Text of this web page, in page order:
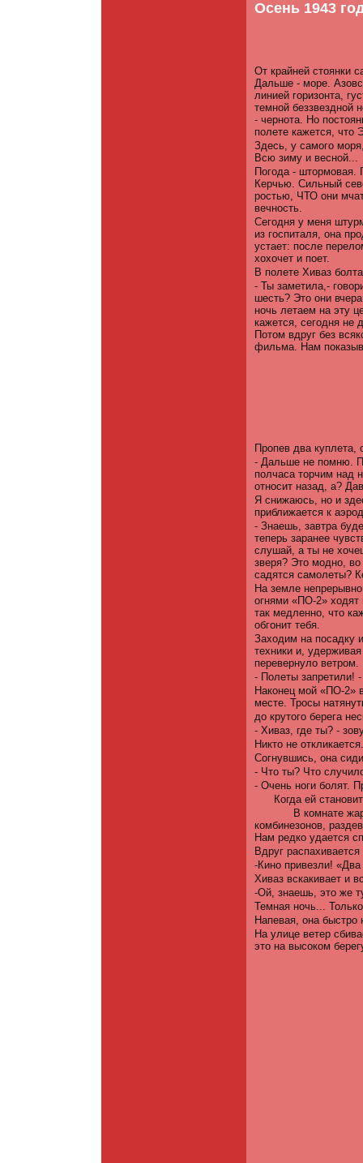
Осень 1943
От крайней стоянки
Дальше - море.
линией горизонта,
темной беззвездной
- чернота. Но
полете кажется,
Здесь, у самого
Всю зиму и весной...
Погода -
Керчью. Сильный
ростью, ЧТО они
вечность.
Сегодня у меня
из госпиталя, она
устает: после
хохочет и поет.
В полете Хиваз
- Ты заметила,-
шесть? Это они
ночь летаем на эту
кажется, сегодня не
­Потом вдруг без
фильма. Нам
Пропев два куплета,
- Дальше не помню.
полчаса торчим над
относит назад, а?
Я снижаюсь, но и
приближается к
- Знаешь, завтра
теперь заранее
слушай, а ты не
зверя? Это модно,
садятся самолеты?
На земле
огнями «ПО-2»
так медленно, что
обгонит тебя.
Заходим на посадку
техники и,
перевернуло ветром.
- Полеты запретили!
Наконец мой «ПО-2»
месте. Тросы
до крутого берега
- Хиваз, где ты? -
Никто не
Согнувшись, она
- Что ты? Что
- Очень ноги болят.
Когда ей
В комнате
комбинезонов,
Нам редко удается
Вдруг
-Кино привезли!
Хиваз вскакивает и
-Ой, знаешь, это же
Темная ночь...
Напевая, она быстро
На улице ветер
это на высоком